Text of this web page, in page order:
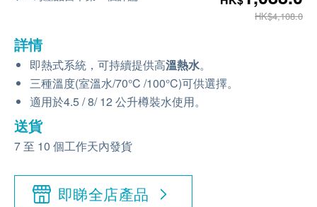
HK$4,108.0
詳情
即熱式系統，可持續提供高溫熱水。
三種溫度(室溫水/70°C /100°C)可供選擇。
適用於4.5 / 8/ 12 公升樽裝水使用。
送貨
7 至 10 個工作天內發貨
即睇全店產品